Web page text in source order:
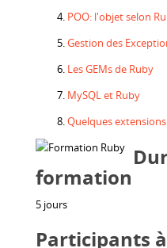
POO: l'objet selon
Gestion des
Les GEMs de Ruby
MySQL et Ruby
Quelques
formation
5 jours
Participants